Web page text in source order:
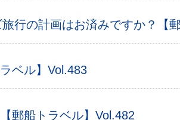
行の計画はお済みですか？【
ベル】Vol.483
郵船トラベル】Vol.482